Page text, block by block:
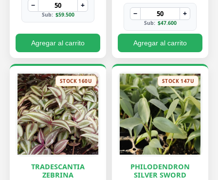
− +
Sub: $59.500
Agregar al carrito
− +
Sub: $47.600
Agregar al carrito
STOCK 160U
TRADESCANTIA
ZEBRINA
STOCK 147U
PHILODENDRON
SILVER SWORD